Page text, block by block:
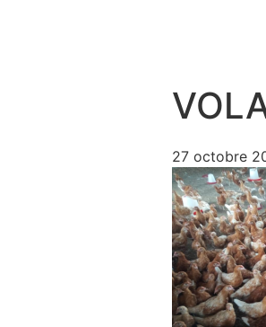
27 octobre